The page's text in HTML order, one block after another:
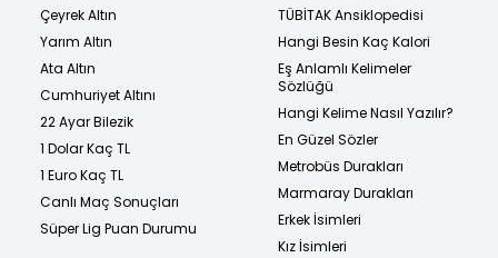
Çeyrek Altın
Yarım Altın
Ata Altın
Cumhuriyet Altını
22 Ayar Bilezik
1 Dolar Kaç TL
1 Euro Kaç TL
Canlı Maç Sonuçları
Süper Lig Puan Durumu
TÜBİTAK Ansiklopedisi
Hangi Besin Kaç Kalori
Eş Anlamlı Kelimeler
Sözlüğü
Hangi Kelime Nasıl Yazılır?
En Güzel Sözler
Metrobüs Durakları
Marmaray Durakları
Erkek İsimleri
Kız İsimleri